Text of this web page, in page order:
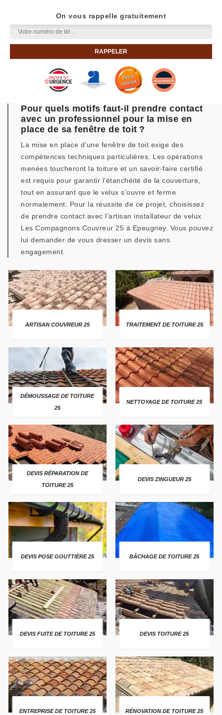
On vous rappelle gratuitement
Pour quels motifs faut-il prendre contact
avec un professionnel pour la mise en
place de sa fenêtre de toit ?
La mise en place d’une fenêtre de toit exige des
compétences techniques particulières. Les opérations
menées toucheront la toiture et un savoir-faire certifié
est requis pour garantir l’étanchéité de la couverture,
tout en assurant que le velux s’ouvre et ferme
normalement. Pour la réussite de ce projet, choisissez
de prendre contact avec l’artisan installateur de velux
Les Compagnons Couvreur 25 à Epeugney. Vous pouvez
lui demander de vous dresser un devis sans
engagement.
ARTISAN COUVREUR 25 TRAITEMENT DE TOITURE 25
DÉMOUSSAGE DE TOITURE
25
NETTOYAGE DE TOITURE 25
DEVIS RÉPARATION DE
TOITURE 25
DEVIS ZINGUEUR 25
DEVIS POSE GOUTTIÈRE 25 BÂCHAGE DE TOITURE 25
DEVIS FUITE DE TOITURE 25 DEVIS TOITURE 25
ENTREPRISE DE TOITURE 25 RÉNOVATION DE TOITURE 25